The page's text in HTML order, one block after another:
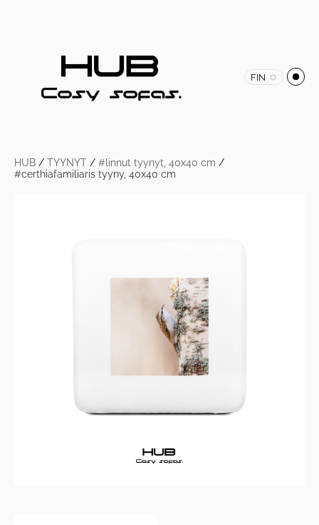
FIN
HUB / TYYNYT / #linnut tyynyt, 40x40 cm /
#certhiafamiliaris tyyny, 40x40 cm